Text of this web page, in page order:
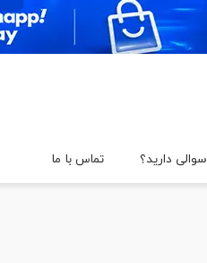
سوالی دارید؟ تماس با ما